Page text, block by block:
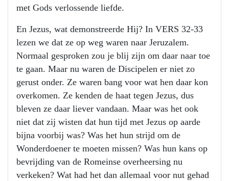
met Gods verlossende liefde.
En Jezus, wat demonstreerde Hij? In VERS 32-33
lezen we dat ze op weg waren naar Jeruzalem.
Normaal gesproken zou je blij zijn om daar naar toe
te gaan. Maar nu waren de Discipelen er niet zo
gerust onder. Ze waren bang voor wat hen daar kon
overkomen. Ze kenden de haat tegen Jezus, dus
bleven ze daar liever vandaan. Maar was het ook
niet dat zij wisten dat hun tijd met Jezus op aarde
bijna voorbij was? Was het hun strijd om de
Wonderdoener te moeten missen? Was hun kans op
bevrijding van de Romeinse overheersing nu
verkeken? Wat had het dan allemaal voor nut gehad